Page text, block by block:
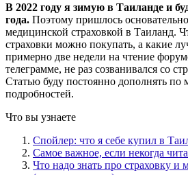
В 2022 году я зимую в Таиланде и
года. Поэтому пришлось основательно
медицинской страховкой в Таиланд.
страховки можно покупать, а какие
примерно две недели на чтение
телеграмме, не раз созванивался со
Статью буду постоянно дополнять по
подробностей.
Что вы узнаете
Спойлер: что я себе купил в
Самое важное, если некогда
Что надо знать про страховку и